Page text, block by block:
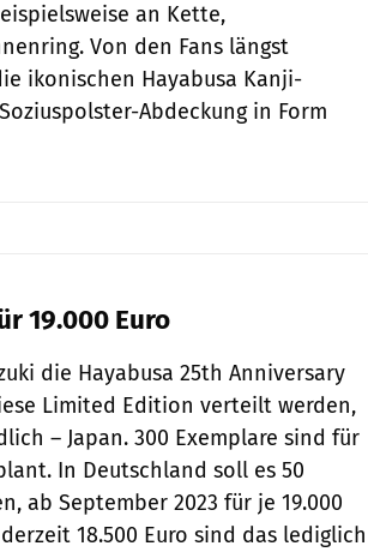
an Kette,
Von den Fans längst
ikonischen Hayabusa Kanji-
Abdeckung in Form
19.000 Euro
die Hayabusa 25th Anniversary
Limited Edition verteilt werden,
– Japan. 300 Exemplare sind für
In Deutschland soll es 50
ab September 2023 für je 19.000
18.500 Euro sind das lediglich